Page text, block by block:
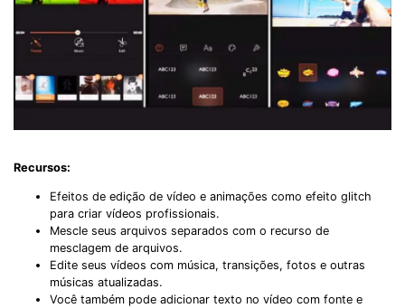
Recursos:
Efeitos de edição de vídeo e animações como efeito glitch
para criar vídeos profissionais.
Mescle seus arquivos separados com o recurso de
mesclagem de arquivos.
Edite seus vídeos com música, transições, fotos e outras
músicas atualizadas.
Você também pode adicionar texto no vídeo com fonte e